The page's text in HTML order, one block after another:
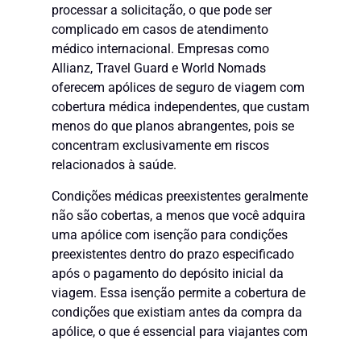
processar a solicitação, o que pode ser
complicado em casos de atendimento
médico internacional. Empresas como
Allianz, Travel Guard e World Nomads
oferecem apólices de seguro de viagem com
cobertura médica independentes, que custam
menos do que planos abrangentes, pois se
concentram exclusivamente em riscos
relacionados à saúde.
Condições médicas preexistentes geralmente
não são cobertas, a menos que você adquira
uma apólice com isenção para condições
preexistentes dentro do prazo especificado
após o pagamento do depósito inicial da
viagem. Essa isenção permite a cobertura de
condições que existiam antes da compra da
apólice, o que é essencial para viajantes com